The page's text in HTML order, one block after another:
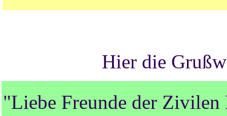
Hier die
"Liebe Freunde der